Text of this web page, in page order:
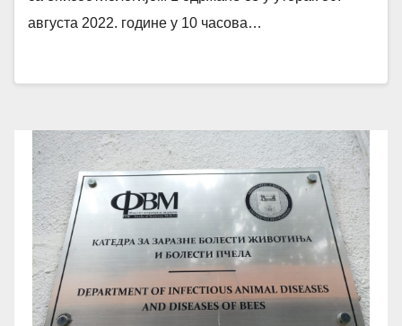
августа 2022. године у 10 часова…